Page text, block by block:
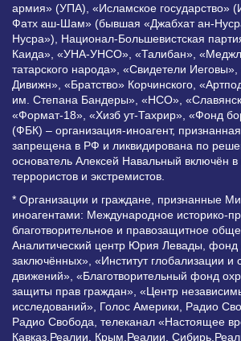
армия» (УПА), «Исламское государство»
Фатх аш-Шам» (бывшая «Джабхат ан-
Нусра»), Национал-Большевистская
Каида», «УНА-УНСО», «Талибан»,
татарского народа», «Свидетели
Дивижн», «Братство» Корчинского,
им. Степана Бандеры», «НСО»,
«Формат-18», «Хизб ут-Тахрир», «Фонд
(ФБК) – организация-иноагент, признанная
запрещена в РФ и ликвидирована по
основатель Алексей Навальный включён в
террористов и экстремистов.
* Организации и граждане, признанные
иноагентами: Международное историко-
благотворительное и правозащитное
Аналитический центр Юрия Левады, фонд
заключённых», «Институт глобализации и
движений», «Благотворительный фонд
защиты прав граждан», «Центр
исследований», Голос Америки, Радио
Радио Свобода, телеканал «Настоящее
Кавказ.Реалии, Крым.Реалии,